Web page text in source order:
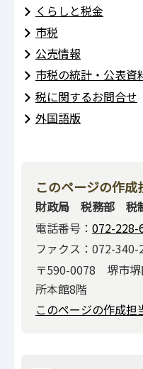
くらしと税金
市税
公売情報
市税の統計・公表資
税に関するお問合せ
外国語版
このページの作成
財政局 税務部 税
電話番号： 072-228-
ファクス：072-340-
〒590-0078 堺市
所本館8階
このページの作成担